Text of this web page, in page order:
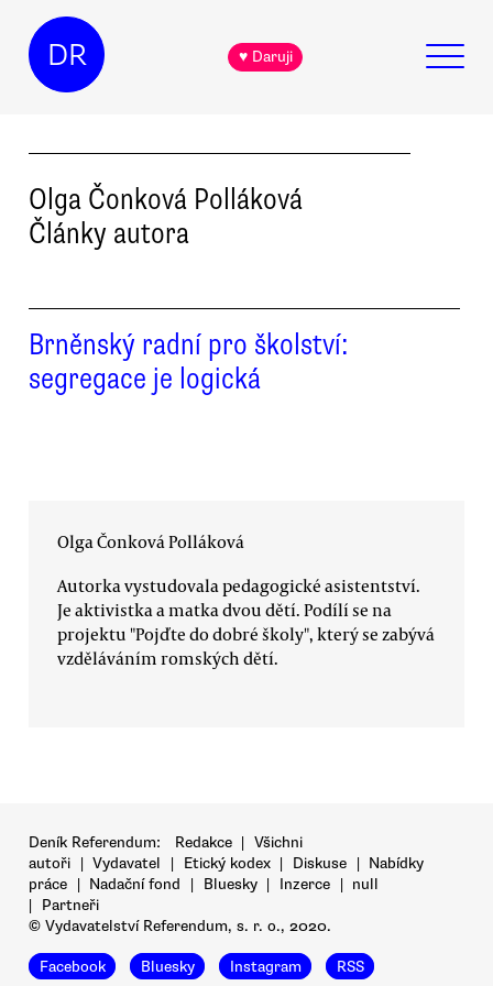
DR ♥ Daruji
Olga Čonková Polláková
Články autora
Brněnský radní pro školství:
segregace je logická
Olga Čonková Polláková
Autorka vystudovala pedagogické asistentství.
Je aktivistka a matka dvou dětí. Podílí se na
projektu "Pojďte do dobré školy", který se zabývá
vzděláváním romských dětí.
Deník Referendum: Redakce | Všichni
autoři | Vydavatel | Etický kodex | Diskuse | Nabídky
práce | Nadační fond | Bluesky | Inzerce | null
|
Partneři
© Vydavatelství Referendum, s. r. o., 2020.
Facebook Bluesky Instagram RSS